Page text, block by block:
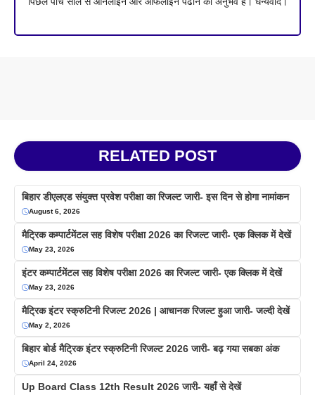
RELATED POST
बिहार डीएलएड संयुक्त प्रवेश परीक्षा का रिजल्ट जारी- इस दिन से होगा नामांकन
August 6, 2026
मैट्रिक कम्पार्टमेंटल सह विशेष परीक्षा 2026 का रिजल्ट जारी- एक क्लिक में देखें
May 23, 2026
इंटर कम्पार्टमेंटल सह विशेष परीक्षा 2026 का रिजल्ट जारी- एक क्लिक में देखें
May 23, 2026
मैट्रिक इंटर स्क्रुटिनी रिजल्ट 2026 | आचानक रिजल्ट हुआ जारी- जल्दी देखें
May 2, 2026
बिहार बोर्ड मैट्रिक इंटर स्क्रुटिनी रिजल्ट 2026 जारी- बढ़ गया सबका अंक
April 24, 2026
Up Board Class 12th Result 2026 जारी- यहाँ से देखें